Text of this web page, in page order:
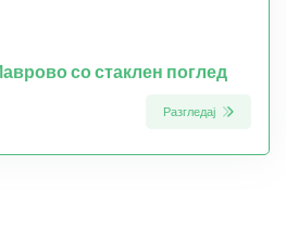
со стаклен поглед
Разгледај